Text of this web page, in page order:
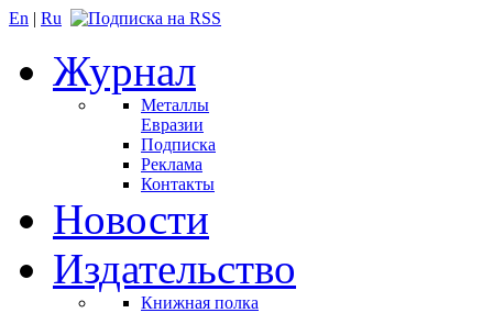
En | Ru
Журнал
Металлы
Евразии
Подписка
Реклама
Контакты
Новости
Издательство
Книжная полка